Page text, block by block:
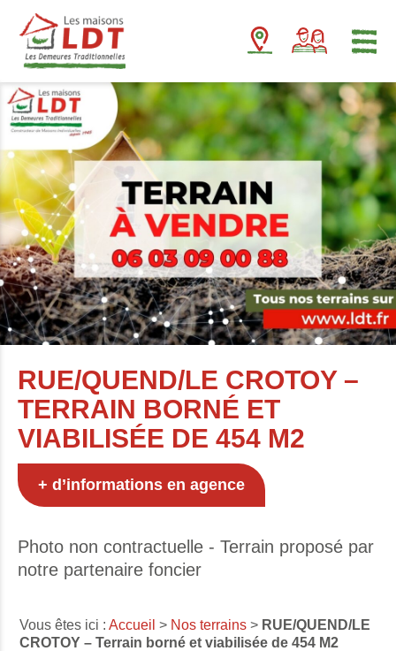
RUE/QUEND/LE CROTOY –
TERRAIN BORNÉ ET
VIABILISÉE DE 454 M2
+ d’informations en agence
Photo non contractuelle - Terrain proposé par
notre partenaire foncier
Vous êtes ici :Accueil > Nos terrains > RUE/QUEND/LE
CROTOY – Terrain borné et viabilisée de 454 M2